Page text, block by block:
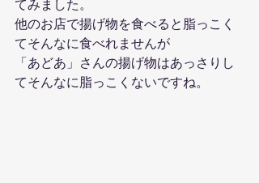
てみました。
他のお店で揚げ物を食べると脂っこく
てそんなに食べれませんが
「あどあ」さんの揚げ物はあっさりし
てそんなに脂っこくないですね。